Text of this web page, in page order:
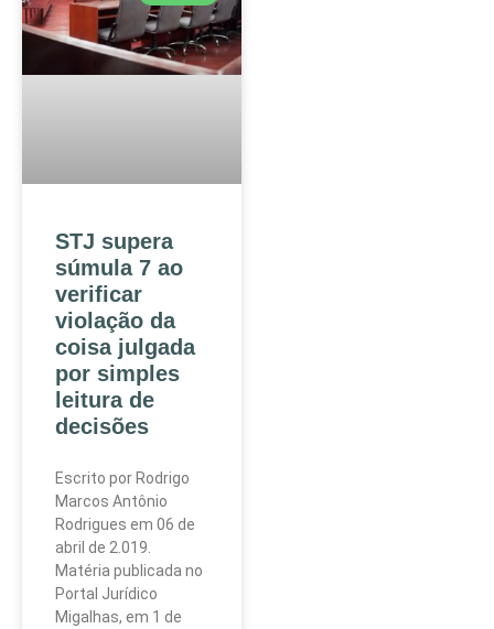
STJ supera
súmula 7 ao
verificar
violação da
coisa julgada
por simples
leitura de
decisões
Escrito por Rodrigo
Marcos Antônio
Rodrigues em 06 de
abril de 2.019.
Matéria publicada no
Portal Jurídico
Migalhas, em 1 de